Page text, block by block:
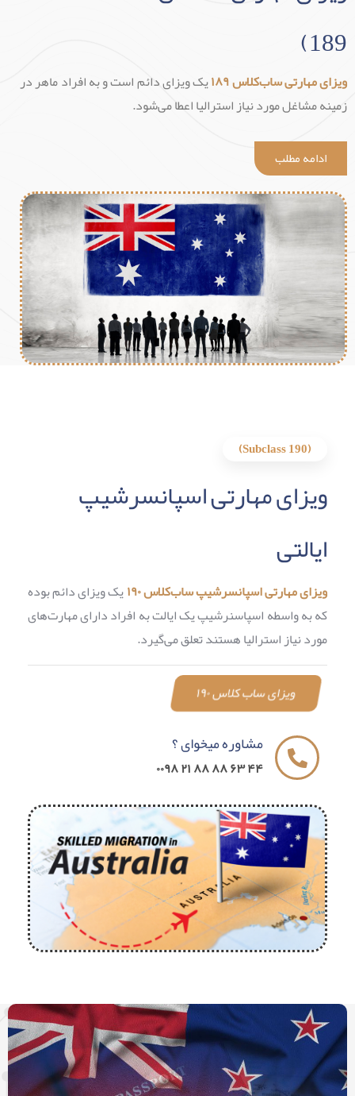
189)
ویزای مهارتی ساب‌کلاس ۱۸۹
یک ویزای دائم است و به افراد ماهر در
زمینه مشاغل مورد نیاز استرالیا اعطا می‌شود.
ادامه مطلب
(Subclass 190)
ویزای مهارتی اسپانسرشیپ
ایالتی
ویزای مهارتی اسپانسرشیپ ساب‌کلاس ۱۹۰
یک ویزای دائم بوده
که به واسطه اسپاسنرشیپ یک ایالت به افراد دارای مهارت‌های
مورد نیاز استرالیا هستند تعلق می‌گیرد.
ویزای ساب کلاس ۱۹۰
مشاوره میخوای ؟
۴۴ ۶۳ ۸۸ ۸۸ ۲۱ ۰۰۹۸